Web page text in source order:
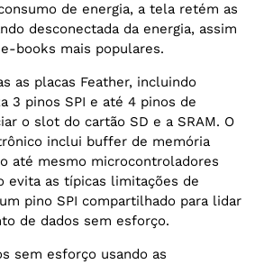
de energia, a tela retém as
desconectada da energia, assim
books mais populares.
as placas Feather, incluindo
3 pinos SPI e até 4 pinos de
o slot do cartão SD e a SRAM. O
inclui buffer de memória
até mesmo microcontroladores
evita as típicas limitações de
pino SPI compartilhado para lidar
de dados sem esforço.
sem esforço usando as